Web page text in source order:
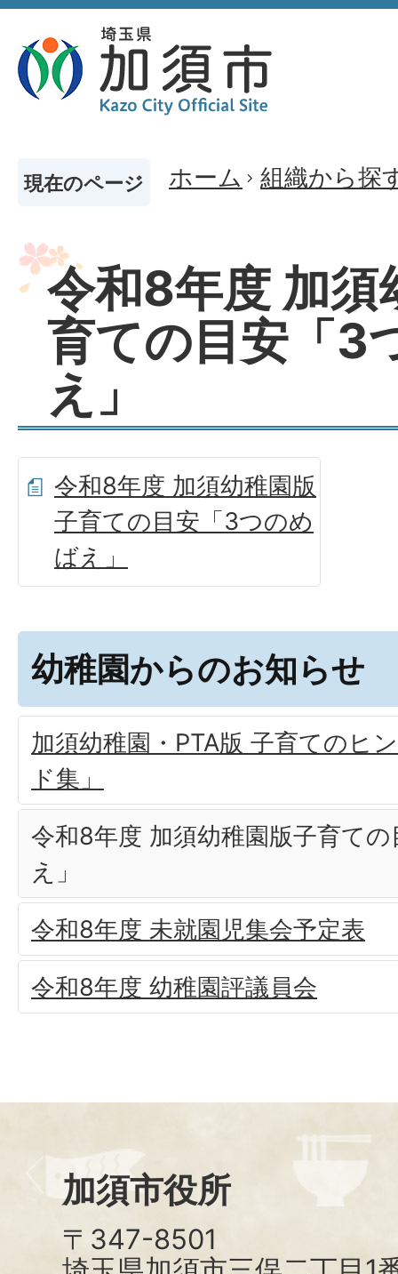
現在のページ ホーム 組織から探
令和8年度 加須
育ての目安「3
え」
令和8年度 加須幼稚園版
子育ての目安「3つのめ
ばえ」
幼稚園からのお知らせ
加須幼稚園・PTA版 子育てのヒ
ド集」
令和8年度 加須幼稚園版子育て
え」
令和8年度 未就園児集会予定表
令和8年度 幼稚園評議員会
加須市役所
〒347-8501